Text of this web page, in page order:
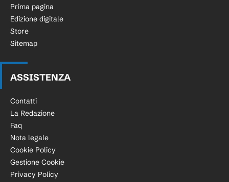
Prima pagina
Edizione digitale
Store
Sitemap
ASSISTENZA
Contatti
La Redazione
Faq
Nota legale
Cookie Policy
Gestione Cookie
Privacy Policy